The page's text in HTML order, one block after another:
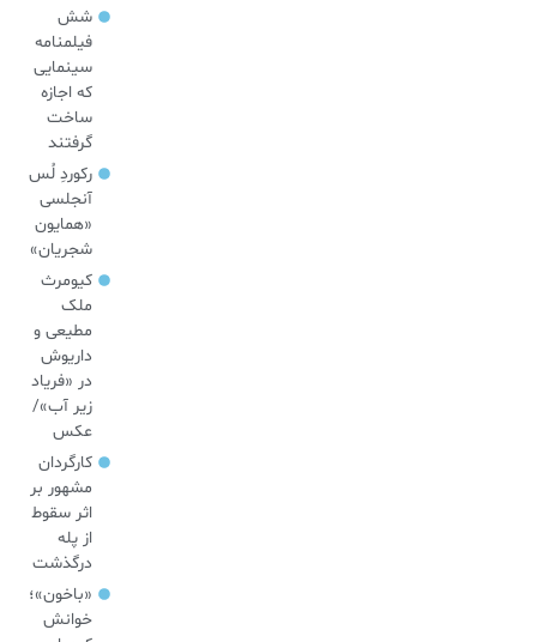
شش
فیلمنامه
سینمایی
که اجازه
ساخت
گرفتند
رکوردِ لُس
آنجلسی
«همایون
شجریان»
کیومرث
ملک
مطیعی و
داریوش
در «فریاد
زیر آب»/
عکس
کارگردان
مشهور بر
اثر سقوط
از پله
درگذشت
«باخون»‌؛
خوانش